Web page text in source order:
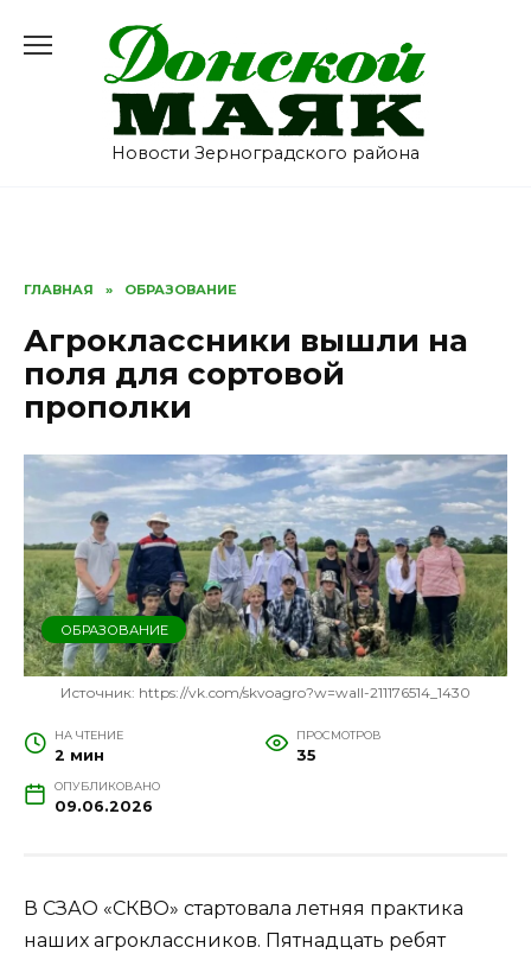
содержанию
Новости Зерноградского района
ГЛАВНАЯ » ОБРАЗОВАНИЕ
Агроклассники вышли на
поля для сортовой
прополки
ОБРАЗОВАНИЕ
Источник: https://vk.com/skvoagro?w=wall-211176514_1430
НА ЧТЕНИЕ
2 мин
ПРОСМОТРОВ
35
ОПУБЛИКОВАНО
09.06.2026
В СЗАО «СКВО» стартовала летняя практика
наших агроклассников. Пятнадцать ребят